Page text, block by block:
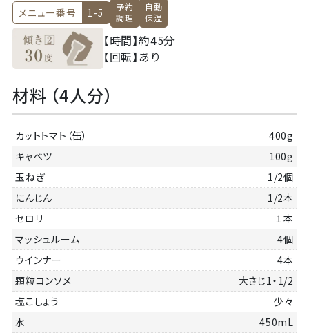
メニュー番号 1-5
予約
調理
自動
保温
【時間】約45分
【回転】 あり
材料 （4人分）
カットトマト（缶）
400g
キャベツ
100g
玉ねぎ
1/2個
にんじん
1/2本
セロリ
１本
マッシュルーム
4個
ウインナー
4本
顆粒コンソメ
大さじ1・1/2
塩こしょう
少々
水
450mL